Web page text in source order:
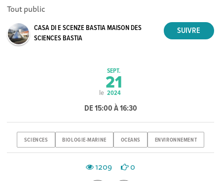
Tout public
CASA DI E SCENZE BASTIA MAISON DES
SCIENCES BASTIA
le
SEPT.
21
2024
DE 15:00 À 16:30
SCIENCES BIOLOGIE-MARINE OCEANS ENVIRONNEMENT
1209 0